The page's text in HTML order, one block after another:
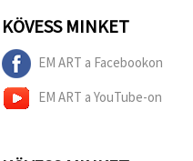
KÖVESS MINKET
EM ART a Facebookon
EM ART a YouTube-on